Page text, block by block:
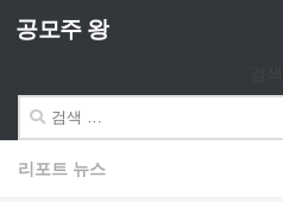
Skip to content
공모주 왕
색:
리포트 뉴스